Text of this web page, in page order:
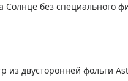
Солнце без специального
из двусторонней фольги